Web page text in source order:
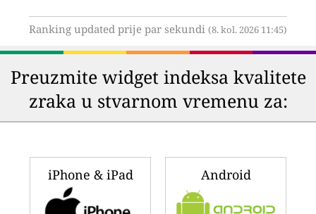
Ranking updated prije par sekundi (8. kol. 2026 11:45)
Preuzmite widget indeksa kvalitete
zraka u stvarnom vremenu za:
iPhone & iPad Android